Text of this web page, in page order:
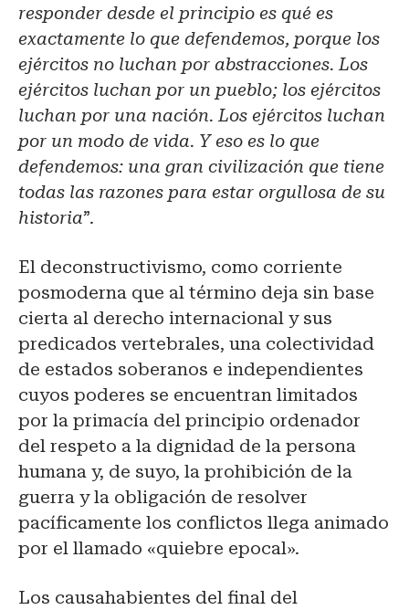
responder desde el principio es qué es
exactamente lo que defendemos, porque los
ejércitos no luchan por abstracciones. Los
ejércitos luchan por un pueblo; los ejércitos
luchan por una nación. Los ejércitos luchan
por un modo de vida. Y eso es lo que
defendemos: una gran civilización que tiene
todas las razones para estar orgullosa de su
historia”.
El deconstructivismo, como corriente
posmoderna que al término deja sin base
cierta al derecho internacional y sus
predicados vertebrales, una colectividad
de estados soberanos e independientes
cuyos poderes se encuentran limitados
por la primacía del principio ordenador
del respeto a la dignidad de la persona
humana y, de suyo, la prohibición de la
guerra y la obligación de resolver
pacíficamente los conflictos llega animado
por el llamado «quiebre epocal».
Los causahabientes del final del